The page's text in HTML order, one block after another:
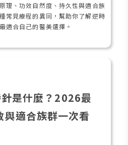
理、功效自然度、持久性與適合族
常見療程的異同，幫助你了解逆時
適合自己的醫美選擇。
是什麼？2026最
適合族群一次看